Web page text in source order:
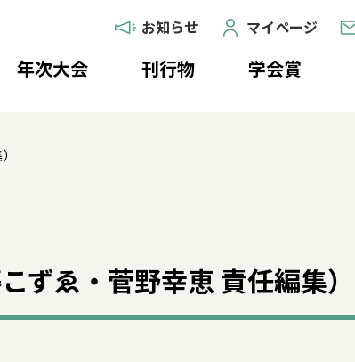
お知らせ マイページ
年次大会 刊行物 学会賞
ずゑ・菅野幸恵 責任編集）